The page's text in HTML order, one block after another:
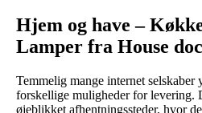
Hjem og have –
Lamper fra House
Temmelig mange internet
forskellige muligheder for levering.
øjeblikket afhentningssteder, hvor